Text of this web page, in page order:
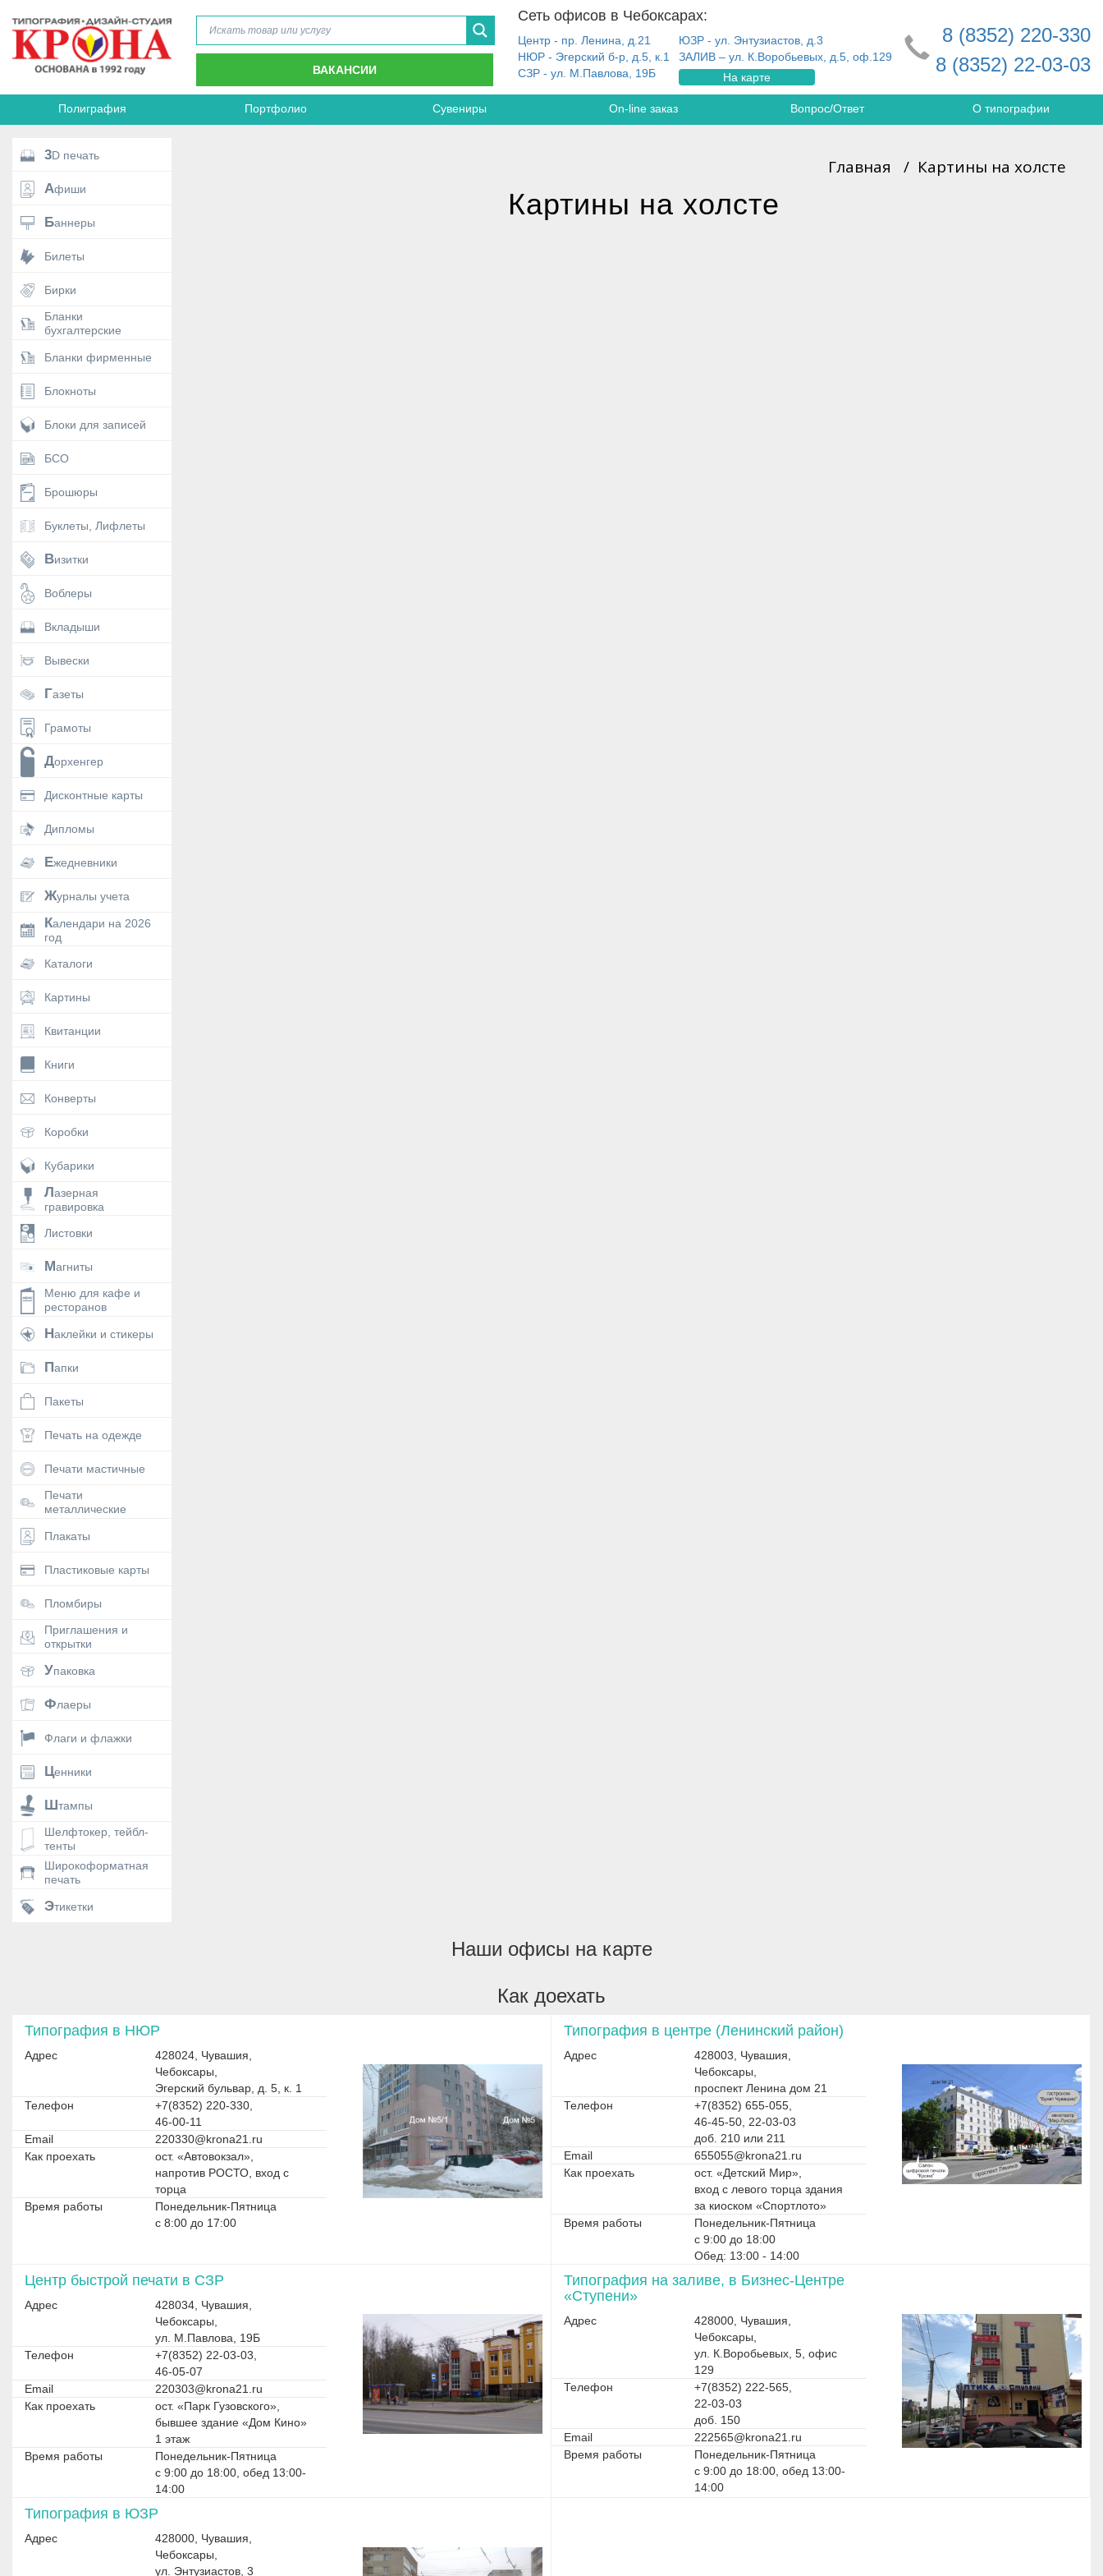
ВАКАНСИИ
Сеть офисов в Чебоксарах:
Центр - пр. Ленина, д.21
НЮР - Эгерский б-р, д.5, к.1
СЗР - ул. М.Павлова, 19Б
ЮЗР - ул. Энтузиастов, д.3
ЗАЛИВ – ул. К.Воробьевых, д.5, оф.129
На карте
8 (8352) 220-330
8 (8352) 22-03-03
Полиграфия Портфолио Сувениры On-line заказ Вопрос/Ответ О типографии
3D печать
Афиши
Баннеры
Билеты
Бирки
Бланки
бухгалтерские
Бланки фирменные
Блокноты
Блоки для записей
БСО
Брошюры
Буклеты, Лифлеты
Визитки
Воблеры
Вкладыши
Вывески
Газеты
Грамоты
Дорхенгер
Дисконтные карты
Дипломы
Ежедневники
Журналы учета
Календари на 2026
год
Каталоги
Картины
Квитанции
Книги
Конверты
Коробки
Кубарики
Лазерная
гравировка
Листовки
Магниты
Меню для кафе и
ресторанов
Наклейки и стикеры
Папки
Пакеты
Печать на одежде
Печати мастичные
Печати
металлические
Плакаты
Пластиковые карты
Пломбиры
Приглашения и
открытки
Упаковка
Флаеры
Флаги и флажки
Ценники
Штампы
Шелфтокер, тейбл-
тенты
Широкоформатная
печать
Этикетки
Главная / Картины на холсте
Картины на холсте
Наши офисы на карте
Как доехать
Типография в НЮР
Адрес
428024, Чувашия,
Чебоксары,
Эгерский бульвар, д. 5, к. 1
Телефон
+7(8352) 220-330,
46-00-11
Email
220330@krona21.ru
Как проехать
ост. «Автовокзал»,
напротив РОСТО, вход с
торца
Время работы
Понедельник-Пятница
с 8:00 до 17:00
Типография в центре (Ленинский район)
Адрес
428003, Чувашия,
Чебоксары,
проспект Ленина дом 21
Телефон
+7(8352) 655-055,
46-45-50, 22-03-03
доб. 210 или 211
Email
655055@krona21.ru
Как проехать
ост. «Детский Мир»,
вход с левого торца здания
за киоском «Спортлото»
Время работы
Понедельник-Пятница
с 9:00 до 18:00
Обед: 13:00 - 14:00
Центр быстрой печати в СЗР
Адрес
428034, Чувашия,
Чебоксары,
ул. М.Павлова, 19Б
Телефон
+7(8352) 22-03-03,
46-05-07
Email
220303@krona21.ru
Как проехать
ост. «Парк Гузовского»,
бывшее здание «Дом Кино»
1 этаж
Время работы
Понедельник-Пятница
с 9:00 до 18:00, обед 13:00-
14:00
Типография на заливе, в Бизнес-Центре
«Ступени»
Адрес
428000, Чувашия,
Чебоксары,
ул. К.Воробьевых, 5, офис
129
Телефон
+7(8352) 222-565,
22-03-03
доб. 150
Email
222565@krona21.ru
Время работы
Понедельник-Пятница
с 9:00 до 18:00, обед 13:00-
14:00
Типография в ЮЗР
Адрес
428000, Чувашия,
Чебоксары,
ул. Энтузиастов, 3